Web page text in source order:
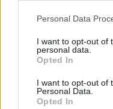
Personal Data
I want to opt-out of
personal data.
Opted In
I want to opt-out of
Personal Data.
Opted In
Ásnak, lapátolnak,
diákok az
A munkájukért cserébe a
kaphatnak, az
EFOTT-ra.
Közoktatás
Székács Linda